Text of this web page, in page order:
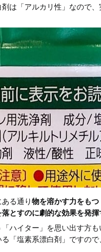
剤は「アルカリ性」なので
る通り物を溶かす力をも
落とすのに劇的な効果を発揮
ハイター」を思い出す方も
「塩素系漂白剤」ですので